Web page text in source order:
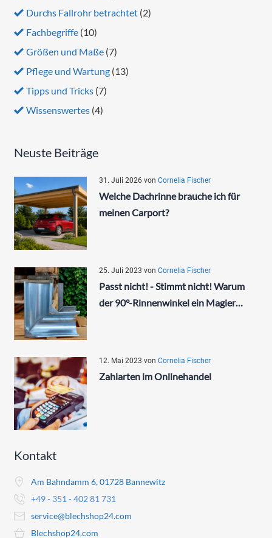
Durchs Fallrohr betrachtet (2)
Fachbegriffe (10)
Größen und Maße (7)
Pflege und Wartung (13)
Tipps und Tricks (7)
Wissenswertes (4)
Neuste Beiträge
31. Juli 2026 von Cornelia Fischer
Welche Dachrinne brauche ich für
meinen Carport?
25. Juli 2023 von Cornelia Fischer
Passt nicht! - Stimmt nicht! Warum
der 90°-Rinnenwinkel ein Magier…
12. Mai 2023 von Cornelia Fischer
Zahlarten im Onlinehandel
Kontakt
Am Bahndamm 6, 01728 Bannewitz
+49 - 351 - 402 81 731
service@blechshop24.com
Blechshop24.com